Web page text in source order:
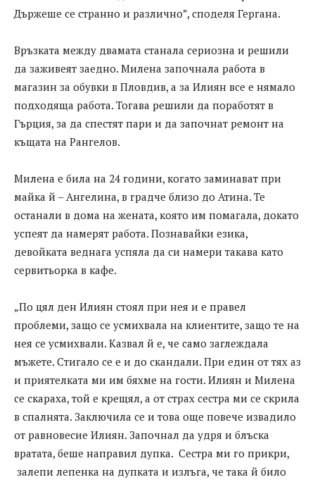
Държеше се странно и различно”, споделя Гергана.
Връзката между двамата станала сериозна и решили
да заживеят заедно. Милена започнала работа в
магазин за обувки в Пловдив, а за Илиян все е нямало
подходяща работа. Тогава решили да поработят в
Гърция, за да спестят пари и да започнат ремонт на
къщата на Рангелов.
Милена е била на 24 години, когато заминават при
майка й – Ангелина, в градче близо до Атина. Те
останали в дома на жената, която им помагала, докато
успеят да намерят работа. Познавайки езика,
девойката веднага успяла да си намери такава като
сервитьорка в кафе.
„По цял ден Илиян стоял при нея и е правел
проблеми, защо се усмихвала на клиентите, защо те на
нея се усмихвали. Казвал й е, че само заглеждала
мъжете. Стигало се е и до скандали. При един от тях аз
и приятелката ми им бяхме на гости. Илиян и Милена
се скараха, той е крещял, а от страх сестра ми се скрила
в спалнята. Заключила се и това още повече извадило
от равновесие Илиян. Започнал да удря и блъска
вратата, беше направил дупка. Сестра ми го прикри,
залепи лепенка на дупката и излъга, че така й било